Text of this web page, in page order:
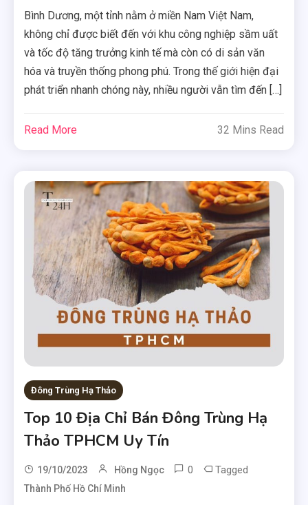
Bình Dương, một tỉnh nằm ở miền Nam Việt Nam,
không chỉ được biết đến với khu công nghiệp sầm uất
và tốc độ tăng trưởng kinh tế mà còn có di sản văn
hóa và truyền thống phong phú. Trong thế giới hiện đại
phát triển nhanh chóng này, nhiều người vẫn tìm đến […]
Read More 32 Mins Read
Đông Trùng Hạ Thảo
Top 10 Địa Chỉ Bán Đông Trùng Hạ
Thảo TPHCM Uy Tín
19/10/2023 Hồng Ngọc 0 Tagged
Thành Phố Hồ Chí Minh